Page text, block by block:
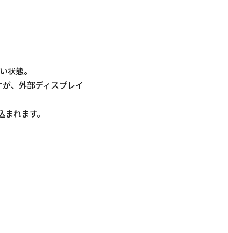
状態。
、外部ディスプレイ
れます。